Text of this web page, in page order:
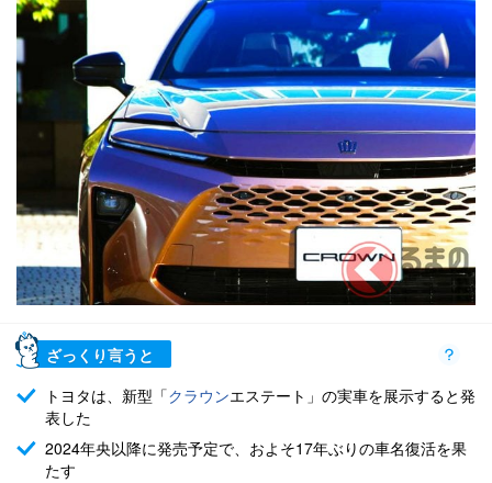
ざっくり言うと
トヨタは、新型「クラウンエステート」の実車を展示すると発
表した
2024年央以降に発売予定で、およそ17年ぶりの車名復活を果
たす